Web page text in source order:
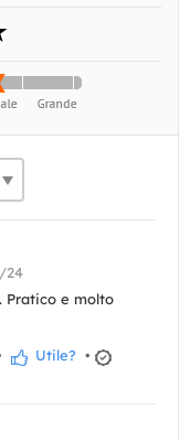
24
Pratico e molto
Utile? •